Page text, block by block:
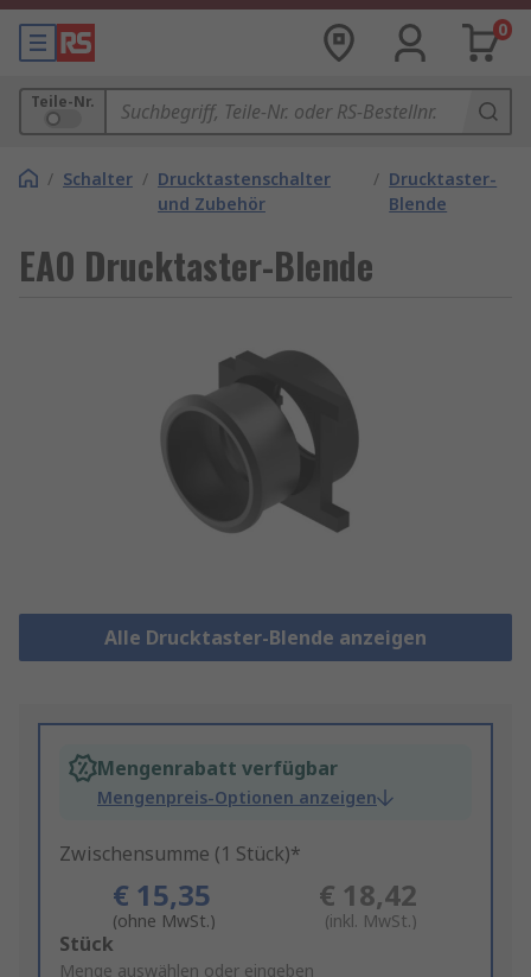
0
Teile-Nr.
/ Schalter / Drucktastenschalter
und Zubehör
/ Drucktaster-
Blende
EAO Drucktaster-Blende
Alle Drucktaster-Blende anzeigen
Mengenrabatt verfügbar
Mengenpreis-Optionen anzeigen
Zwischensumme (1 Stück)*
€ 15,35
(ohne MwSt.)
€ 18,42
(inkl. MwSt.)
Add
Stück
Menge auswählen oder eingeben